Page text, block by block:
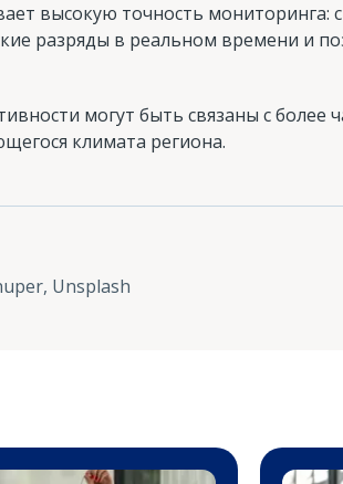
высокую точность мониторинга:
разряды в реальном времени и
могут быть связаны с
климата региона.
Unsplash